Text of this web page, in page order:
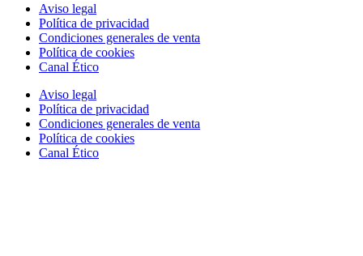
Aviso legal
Política de privacidad
Condiciones generales de venta
Política de cookies
Canal Ético
Aviso legal
Política de privacidad
Condiciones generales de venta
Política de cookies
Canal Ético